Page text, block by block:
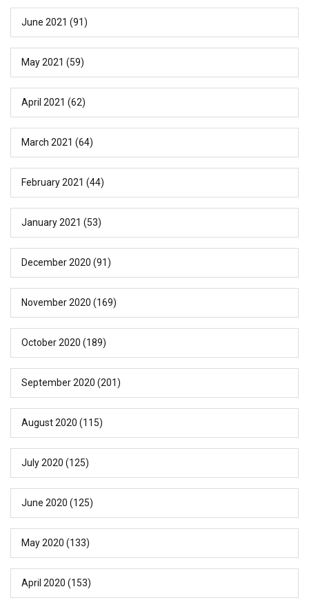
June 2021 (91)
May 2021 (59)
April 2021 (62)
March 2021 (64)
February 2021 (44)
January 2021 (53)
December 2020 (91)
November 2020 (169)
October 2020 (189)
September 2020 (201)
August 2020 (115)
July 2020 (125)
June 2020 (125)
May 2020 (133)
April 2020 (153)